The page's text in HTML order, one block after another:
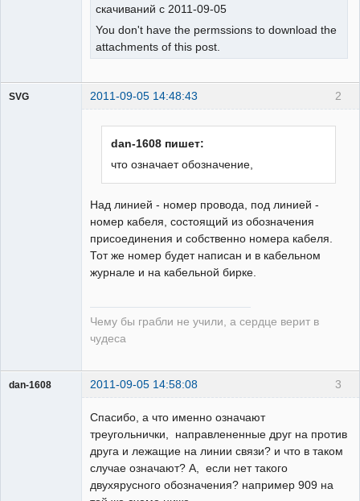
скачиваний с 2011-09-05
You don't have the permssions to download the
attachments of this post.
2
SVG 2011-09-05 14:48:43
dan-1608 пишет:
что означает обозначение,
Над линией - номер провода, под линией -
номер кабеля, состоящий из обозначения
присоединения и собственно номера кабеля.
Тот же номер будет написан и в кабельном
журнале и на кабельной бирке.
Чему бы грабли не учили, а сердце верит в
чудеса
3
dan-1608 2011-09-05 14:58:08
Спасибо, а что именно означают
треугольнички, направлененные друг на против
друга и лежащие на линии связи? и что в таком
случае означают? А, если нет такого
двухярусного обозначения? например 909 на